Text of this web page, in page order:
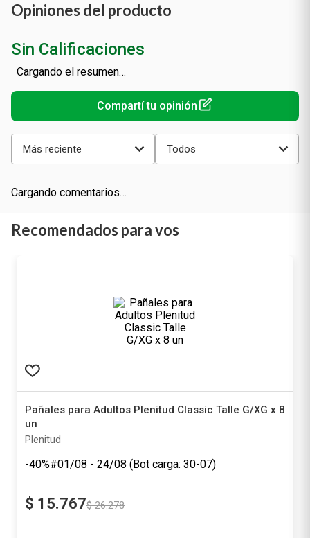
Opiniones del producto
Sin Calificaciones
Cargando el resumen…
Más reciente Todos
Cargando comentarios…
Recomendados para vos
Pañales para Adultos Plenitud Classic Talle G/XG x 8
un
Plenitud
-40%#01/08 - 24/08 (Bot carga: 30-07)
$ 15.767$ 26.278